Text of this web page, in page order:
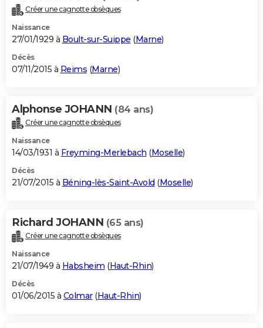
Créer une cagnotte obsèques
Naissance
27/01/1929 à Boult-sur-Suippe (Marne)
Décès
07/11/2015 à Reims (Marne)
Alphonse JOHANN (84 ans)
Créer une cagnotte obsèques
Naissance
14/03/1931 à Freyming-Merlebach (Moselle)
Décès
21/07/2015 à Béning-lès-Saint-Avold (Moselle)
Richard JOHANN (65 ans)
Créer une cagnotte obsèques
Naissance
21/07/1949 à Habsheim (Haut-Rhin)
Décès
01/06/2015 à Colmar(Haut-Rhin)